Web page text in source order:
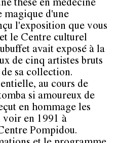
thèse en médecine
magique d'une
l'exposition que vous
le Centre culturel
avait exposé à la
de cinq artistes bruts
sa collection.
au cours de
si amoureux de
en hommage les
voir en 1991 à
Pompidou.